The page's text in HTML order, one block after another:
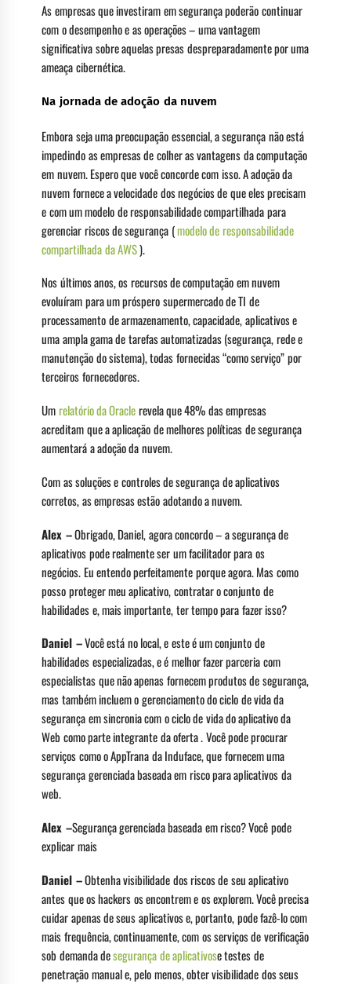
As empresas que investiram em segurança poderão continuar
com o desempenho e as operações – uma vantagem
significativa sobre aquelas presas despreparadamente por uma
ameaça cibernética.
Na jornada de adoção da nuvem
Embora seja uma preocupação essencial, a segurança não está
impedindo as empresas de colher as vantagens da computação
em nuvem. Espero que você concorde com isso. A adoção da
nuvem fornece a velocidade dos negócios de que eles precisam
e com um modelo de responsabilidade compartilhada para
gerenciar riscos de segurança (modelo de responsabilidade
compartilhada da AWS).
Nos últimos anos, os recursos de computação em nuvem
evoluíram para um próspero supermercado de TI de
processamento de armazenamento, capacidade, aplicativos e
uma ampla gama de tarefas automatizadas (segurança, rede e
manutenção do sistema), todas fornecidas “como serviço” por
terceiros fornecedores.
Umrelatório da Oraclerevela que 48% das empresas
acreditam que a aplicação de melhores políticas de segurança
aumentará a adoção da nuvem.
Com as soluções e controles de segurança de aplicativos
corretos, as empresas estão adotando a nuvem.
Alex –Obrigado, Daniel, agora concordo – a segurança de
aplicativos pode realmente ser um facilitador para os
negócios. Eu entendo perfeitamente porque agora. Mas como
posso proteger meu aplicativo, contratar o conjunto de
habilidades e, mais importante, ter tempo para fazer isso?
Daniel –Você está no local, e este é um conjunto de
habilidades especializadas, e é melhor fazer parceria com
especialistas que não apenas fornecem produtos de segurança,
mas também incluem o gerenciamento do ciclo de vida da
segurança em sincronia com o ciclo de vida do aplicativo da
Web como parte integrante da oferta . Você pode procurar
serviços como o AppTrana da Induface, que fornecem uma
segurança gerenciada baseada em risco para aplicativos da
web.
Alex –Segurança gerenciada baseada em risco? Você pode
explicar mais
Daniel –Obtenha visibilidade dos riscos de seu aplicativo
antes que os hackers os encontrem e os explorem. Você precisa
cuidar apenas de seus aplicativos e, portanto, pode fazê-lo com
mais frequência, continuamente, com os serviços de verificação
sob demanda desegurança de aplicativose testes de
penetração manual e, pelo menos, obter visibilidade dos seus